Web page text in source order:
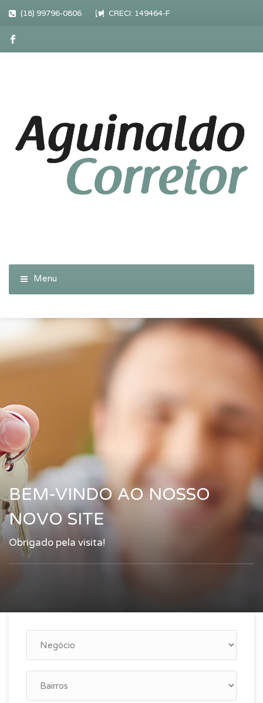
(18) 99796-0806 CRECI: 149464-F
BEM-VINDO AO NOSSO
NOVO SITE
Obrigado pela visita!